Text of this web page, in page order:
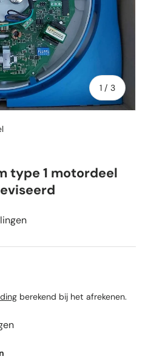
1 / van
3
type 1 motordeel
berekend bij het afrekenen.